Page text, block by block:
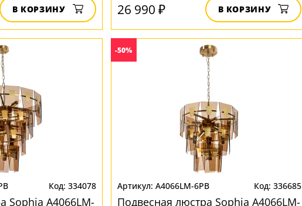
В КОРЗИНУ 26 990 ₽ В КОРЗИНУ
334078
Sophia A4066LM-
-50%
A4066LM-6PB 336685
Подвесная люстра Sophia A4066LM-